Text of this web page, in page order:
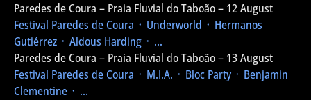
Paredes de Coura – Praia Fluvial do Taboão – 12 August
Festival Paredes de Coura ᛫ Underworld ᛫ Hermanos
Gutiérrez ᛫ Aldous Harding ᛫ ...
Paredes de Coura – Praia Fluvial do Taboão – 13 August
Festival Paredes de Coura ᛫ M.I.A. ᛫ Bloc Party ᛫ Benjamin
Clementine ᛫ ...